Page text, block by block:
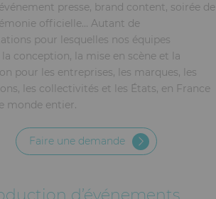
presse, brand content, soirée de
officielle… Autant de
pour lesquelles nos équipes
conception, la mise en scène et la
pour les entreprises, les marques, les
les collectivités et les États, en France
monde entier.
Faire une demande
d’événements